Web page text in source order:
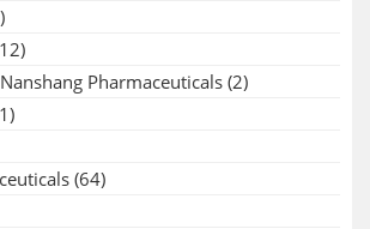
Pharmaceuticals (2)
(64)